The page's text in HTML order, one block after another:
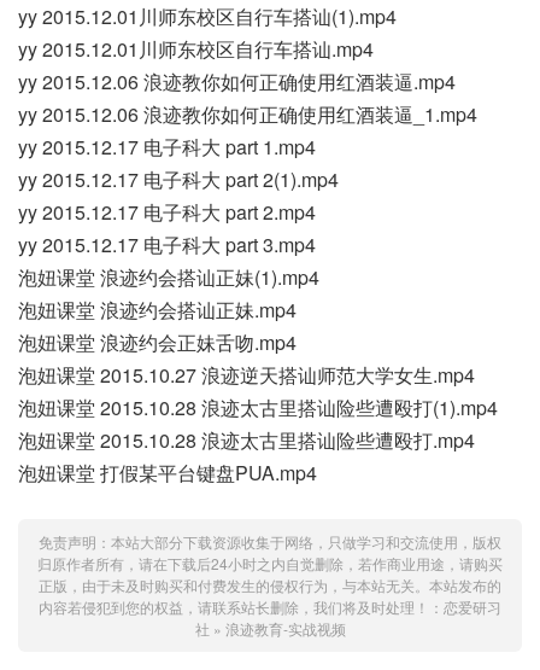
yy 2015.12.01川师东校区自行车搭讪(1).mp4
yy 2015.12.01川师东校区自行车搭讪.mp4
yy 2015.12.06 浪迹教你如何正确使用红酒装逼.mp4
yy 2015.12.06 浪迹教你如何正确使用红酒装逼_1.mp4
yy 2015.12.17 电子科大 part 1.mp4
yy 2015.12.17 电子科大 part 2(1).mp4
yy 2015.12.17 电子科大 part 2.mp4
yy 2015.12.17 电子科大 part 3.mp4
泡妞课堂 浪迹约会搭讪正妹(1).mp4
泡妞课堂 浪迹约会搭讪正妹.mp4
泡妞课堂 浪迹约会正妹舌吻.mp4
泡妞课堂 2015.10.27 浪迹逆天搭讪师范大学女生.mp4
泡妞课堂 2015.10.28 浪迹太古里搭讪险些遭殴打(1).mp4
泡妞课堂 2015.10.28 浪迹太古里搭讪险些遭殴打.mp4
泡妞课堂 打假某平台键盘PUA.mp4
免责声明：本站大部分下载资源收集于网络，只做学习和交流使用，版权
归原作者所有，请在下载后24小时之内自觉删除，若作商业用途，请购买
正版，由于未及时购买和付费发生的侵权行为，与本站无关。本站发布的
内容若侵犯到您的权益，请联系站长删除，我们将及时处理！： 恋爱研习
社 » 浪迹教育-实战视频